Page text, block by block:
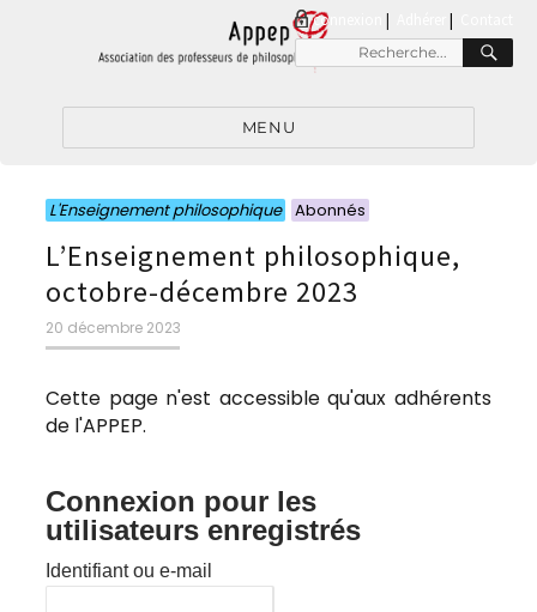
connexion |
Recherche
pour
MENU
L'Enseignement philosophique Abonnés
L’Enseignement philosophique,
octobre-décembre 2023
Publié
le
20 décembre 2023
Cette page n'est accessible qu'aux adhérents
de l'APPEP.
Connexion pour les
utilisateurs enregistrés
Identifiant ou e-mail